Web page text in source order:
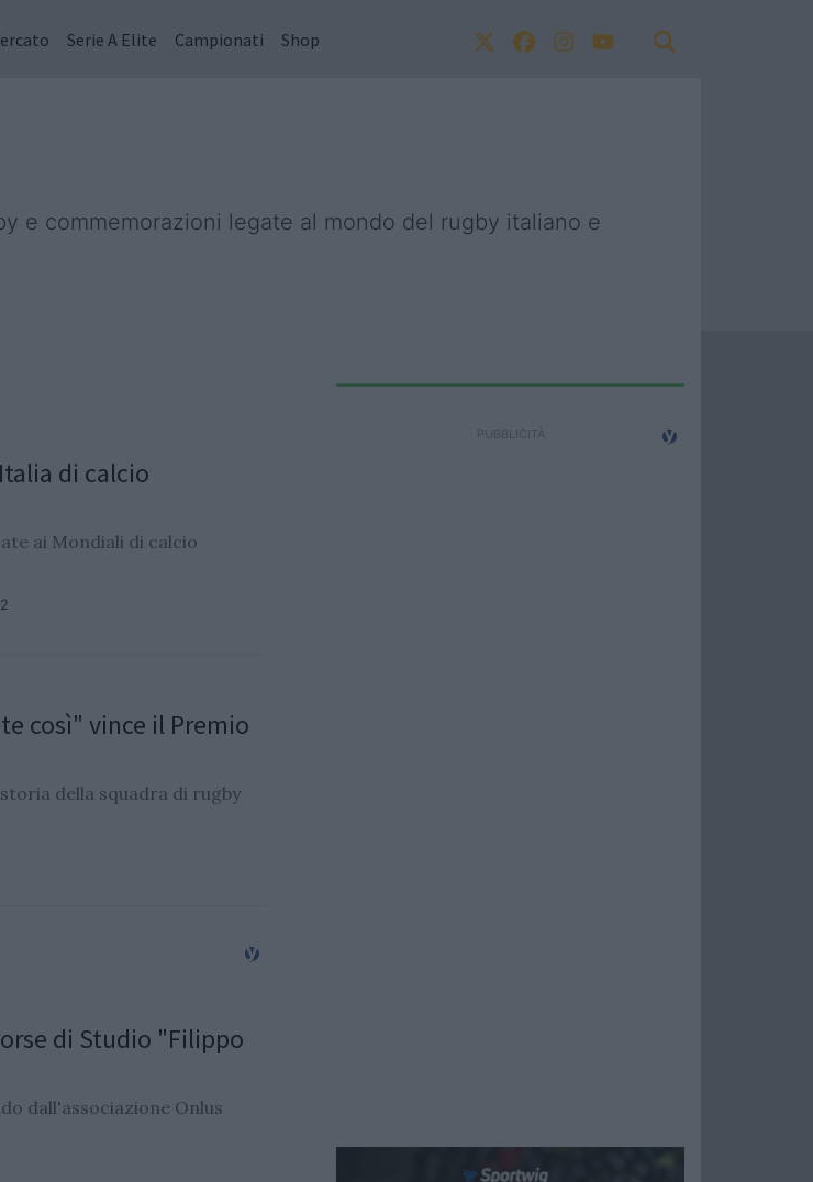
Serie A Elite Campionati Shop
e commemorazioni legate al mondo del rugby italiano e
di calcio
ai Mondiali di calcio
così" vince il Premio
della squadra di rugby
di Studio "Filippo
dall'associazione Onlus